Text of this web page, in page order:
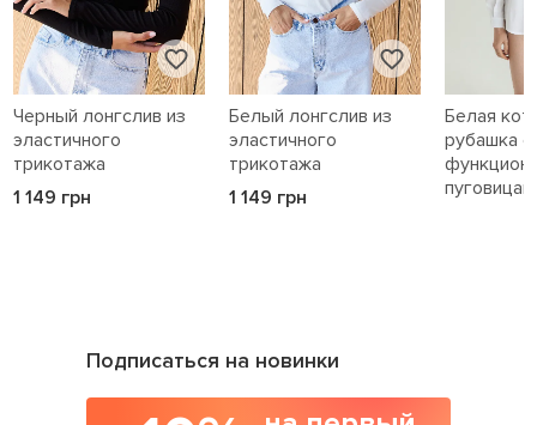
Черный лонгслив из
эластичного
трикотажа
1 149 грн
Белый лонгслив из
эластичного
трикотажа
1 149 грн
Белая
рубашка с
Подписаться на новинки